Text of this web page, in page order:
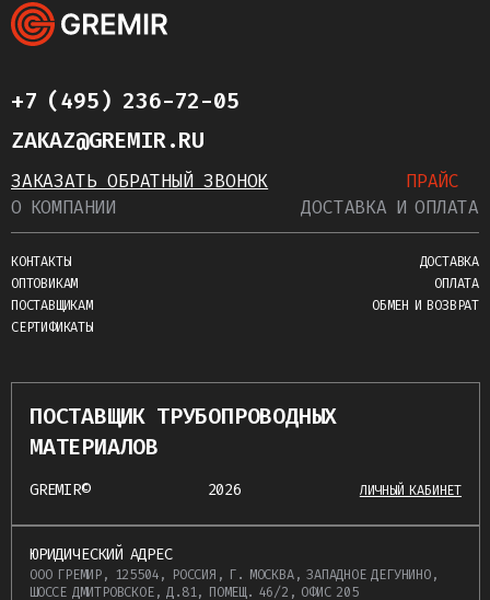
+7 (495) 236-72-05
ZAKAZ@GREMIR.RU
ЗАКАЗАТЬ ОБРАТНЫЙ ЗВОНОК
ПРАЙС
О КОМПАНИИ
КОНТАКТЫ
ОПТОВИКАМ
ПОСТАВЩИКАМ
СЕРТИФИКАТЫ
ДОСТАВКА И ОПЛАТА
ДОСТАВКА
ОПЛАТА
ОБМЕН И ВОЗВРАТ
ПОСТАВЩИК ТРУБОПРОВОДНЫХ
МАТЕРИАЛОВ
GREMIR© 2026 ЛИЧНЫЙ КАБИНЕТ
ЮРИДИЧЕСКИЙ АДРЕС
ООО ГРЕМИР, 125504, РОССИЯ, Г. МОСКВА, ЗАПАДНОЕ ДЕГУНИНО,
ШОССЕ ДМИТРОВСКОЕ, Д.81, ПОМЕЩ. 46/2, ОФИС 205